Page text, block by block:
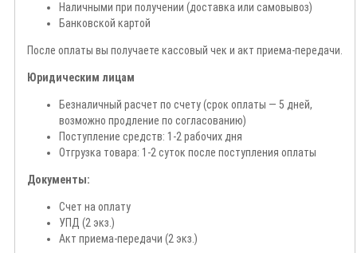
Наличными при получении (доставка или самовывоз)
Банковской картой
После оплаты вы получаете кассовый чек и акт приема-передачи.
Юридическим лицам
Безналичный расчет по счету (срок оплаты — 5 дней,
возможно продление по согласованию)
Поступление средств: 1-2 рабочих дня
Отгрузка товара: 1-2 суток после поступления оплаты
Документы:
Счет на оплату
УПД (2 экз.)
Акт приема-передачи (2 экз.)